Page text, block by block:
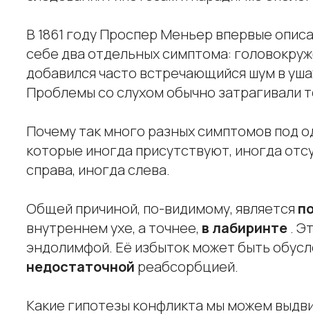
В 1861 году Проспер Меньер впервые
себе два отдельных симптома:
добавился часто встречающийся шум в
Проблемы со слухом обычно затрагивали
Почему так много разных симптомов под
которые иногда присутствуют, иногда
справа, иногда слева.
Общей причиной, по-видимому, является
внутреннем ухе, а точнее, в лабиринте.
эндолимфой. Её избыток может быть
недостаточной реабсорбцией.
Какие гипотезы конфликта мы можем